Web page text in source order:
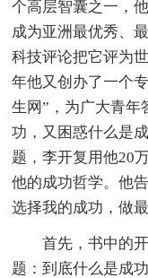
个高层智囊之一，
成为亚洲最优秀、
科技评论把它评为
年他又创办了一个
生网”，为广大青年
功，又困惑什么是
题，李开复用他20
他的成功哲学。他
选择我的成功，做
首先，书中的
题：到底什么是成